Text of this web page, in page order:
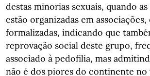
destas minorias sexuais, quando as
estão organizadas em
formalizadas, indicando que
reprovação social deste grupo,
associado à pedofilia, mas
não é dos piores do continente